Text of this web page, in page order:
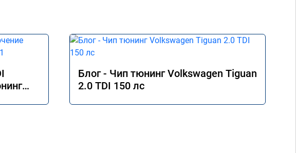
Блог - Чип тюнинг Volkswagen Tiguan
2.0 TDI 150 лс